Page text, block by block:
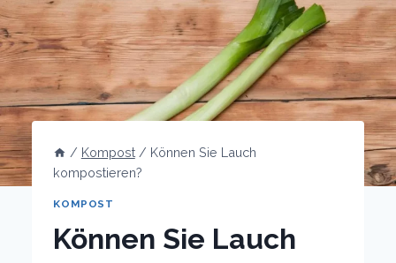
/ Kompost / Können Sie Lauch
kompostieren?
KOMPOST
Können Sie Lauch